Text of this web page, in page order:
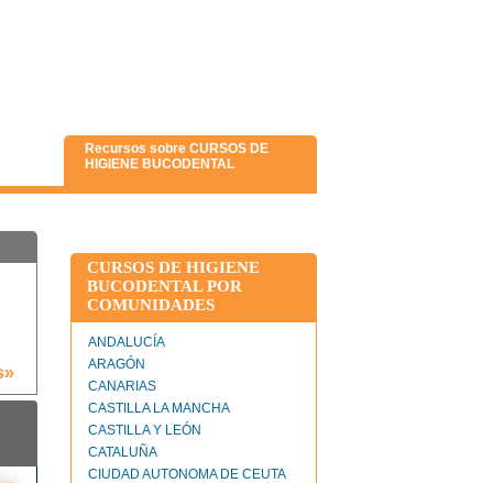
Recursos sobre CURSOS DE
HIGIENE BUCODENTAL
CURSOS DE HIGIENE
BUCODENTAL POR
COMUNIDADES
ANDALUCÍA
ARAGÓN
CANARIAS
CASTILLA LA MANCHA
CASTILLA Y LEÓN
CATALUÑA
CIUDAD AUTONOMA DE CEUTA